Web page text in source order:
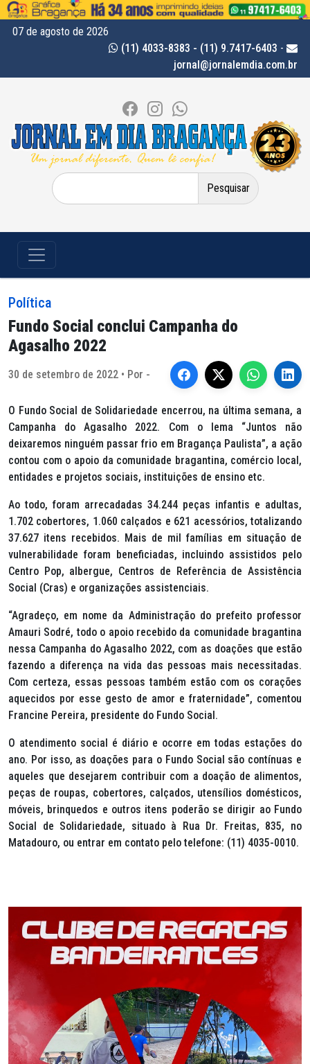
07 de agosto de 2026
(11) 4033-8383 - (11) 9.7417-6403 -
jornal@jornalemdia.com.br
Pesquisar
por:
Política
Fundo Social conclui Campanha do
Agasalho 2022
30 de setembro de 2022 • Por -
O Fundo Social de Solidariedade encerrou, na última semana, a
Campanha do Agasalho 2022. Com o lema “Juntos não
deixaremos ninguém passar frio em Bragança Paulista”, a ação
contou com o apoio da comunidade bragantina, comércio local,
entidades e projetos sociais, instituições de ensino etc.
Ao todo, foram arrecadadas 34.244 peças infantis e adultas,
1.702 cobertores, 1.060 calçados e 621 acessórios, totalizando
37.627 itens recebidos. Mais de mil famílias em situação de
vulnerabilidade foram beneficiadas, incluindo assistidos pelo
Centro Pop, albergue, Centros de Referência de Assistência
Social (Cras) e organizações assistenciais.
“Agradeço, em nome da Administração do prefeito professor
Amauri Sodré, todo o apoio recebido da comunidade bragantina
nessa Campanha do Agasalho 2022, com as doações que estão
fazendo a diferença na vida das pessoas mais necessitadas.
Com certeza, essas pessoas também estão com os corações
aquecidos por esse gesto de amor e fraternidade”, comentou
Francine Pereira, presidente do Fundo Social.
O atendimento social é diário e ocorre em todas estações do
ano. Por isso, as doações para o Fundo Social são contínuas e
aqueles que desejarem contribuir com a doação de alimentos,
peças de roupas, cobertores, calçados, utensílios domésticos,
móveis, brinquedos e outros itens poderão se dirigir ao Fundo
Social de Solidariedade, situado à Rua Dr. Freitas, 835, no
Matadouro, ou entrar em contato pelo telefone: (11) 4035-0010.